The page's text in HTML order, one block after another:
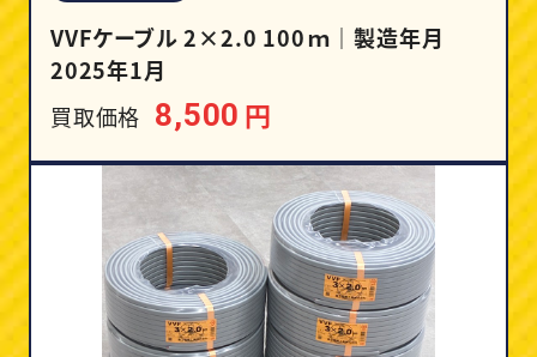
VVFケーブル 2×2.0 100ｍ｜製造年月
2025年1月
買取価格 8,500 円